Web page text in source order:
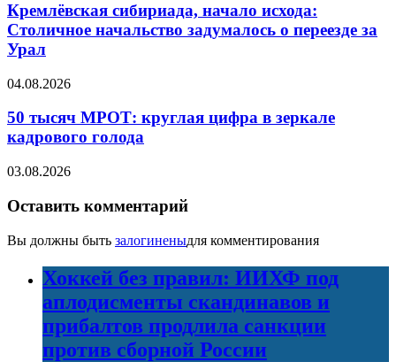
Кремлёвская сибириада, начало исхода:
Столичное начальство задумалось о переезде за
Урал
04.08.2026
50 тысяч МРОТ: круглая цифра в зеркале
кадрового голода
03.08.2026
Оставить комментарий
Вы должны быть залогиненыдля комментирования
Хоккей без правил: ИИХФ под
аплодисменты скандинавов и
прибалтов продлила санкции
против сборной России